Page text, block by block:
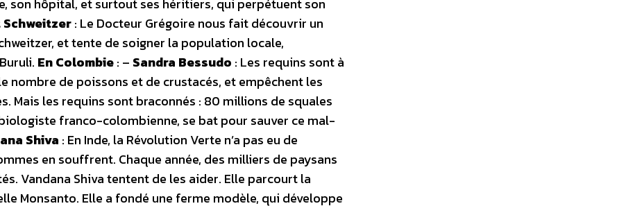
son hôpital, et surtout ses héritiers, qui perpétuent son
: Le Docteur Grégoire nous fait découvrir un
et tente de soigner la population locale,
En Colombie: – Sandra Bessudo : Les requins sont à
nombre de poissons et de crustacés, et empêchent les
Mais les requins sont braconnés : 80 millions de squales
franco-colombienne, se bat pour sauver ce mal-
Shiva : En Inde, la Révolution Verte n’a pas eu de
en souffrent. Chaque année, des milliers de paysans
Vandana Shiva tentent de les aider. Elle parcourt la
Monsanto. Elle a fondé une ferme modèle, qui développe